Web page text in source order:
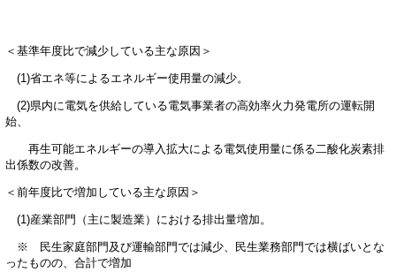
＜基準年度比で減少している主な原因＞
(1)省エネ等によるエネルギー使用量の減少。
(2)県内に電気を供給している電気事業者の高効率火力発電所の運転開
始、
再生可能エネルギーの導入拡大による電気使用量に係る二酸化炭素排
出係数の改善。
＜前年度比で増加している主な原因＞
(1)産業部門（主に製造業）における排出量増加。
※ 民生家庭部門及び運輸部門では減少、民生業務部門では横ばいとな
ったものの、合計で増加